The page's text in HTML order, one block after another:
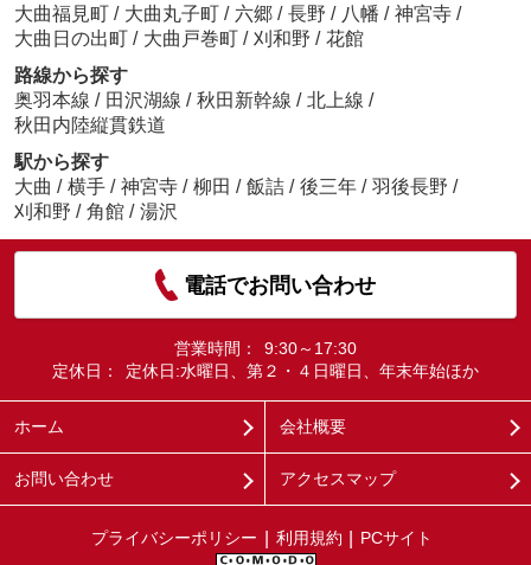
大曲福見町 / 大曲丸子町 / 六郷 / 長野 / 八幡 / 神宮寺 /
大曲日の出町 / 大曲戸巻町 / 刈和野 / 花館
路線から探す
奥羽本線 / 田沢湖線 / 秋田新幹線 / 北上線 /
秋田内陸縦貫鉄道
駅から探す
大曲 / 横手 / 神宮寺 / 柳田 / 飯詰 / 後三年 / 羽後長野 /
刈和野 / 角館 / 湯沢
電話でお問い合わせ
営業時間：
9:30～17:30
定休日：
定休日:水曜日、第２・４日曜日、年末年始ほか
ホーム 会社概要
お問い合わせ アクセスマップ
プライバシーポリシー 利用規約 PCサイト